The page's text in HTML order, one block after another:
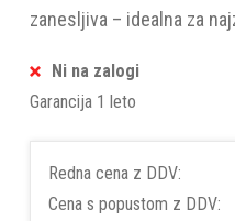
zanesljiva – idealna za
Ni na zalogi
Garancija 1 leto
Redna cena z DDV:
Cena s popustom z DDV: